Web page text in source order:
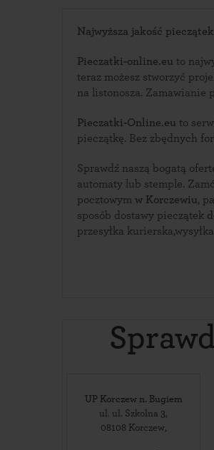
Najwyższa jakość
Pieczatki-online.eu to
teraz możesz stworzyć
na listonosza.
Pieczatki-Online.eu
pieczątkę. Bez zbędnych
Sprawdź naszą bogatą
automaty lub stemple. Zamów pieczątki online i odbierz ją w urzędzie
pocztowym w Korczewiu,
sposób dostawy pieczątek
przesyłka
UP Korczew n. Bugiem
ul. ul. Szkolna 3,
08108 Korczew,